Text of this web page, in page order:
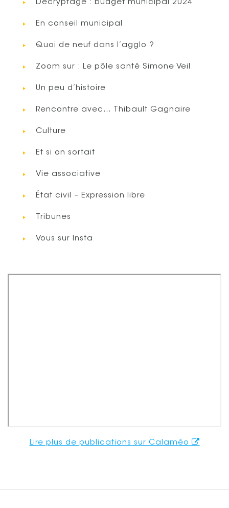
Décryptage : budget municipal 2024
En conseil municipal
Quoi de neuf dans l’agglo ?
Zoom sur : Le pôle santé Simone Veil
Un peu d’histoire
Rencontre avec… Thibault Gagnaire
Culture
Et si on sortait
Vie associative
État civil – Expression libre
Tribunes
Vous sur Insta
Lire plus de publications sur Calaméo